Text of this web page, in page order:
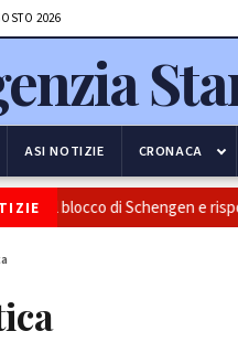
2026
ASI NOTIZIE CRONACA
blocco di Schengen e risponde